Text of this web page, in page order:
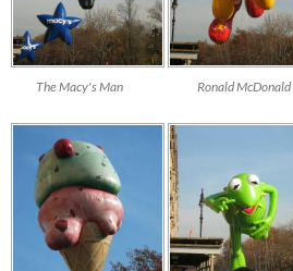
The Macy's Man Ronald McDonald